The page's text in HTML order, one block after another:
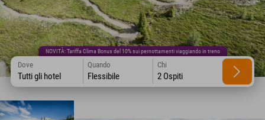
NOVITÀ: Tariffa Clima Bonus del 10% sui pernottamenti viaggiando in treno
Dove
Tutti gli hotel
Quando
Flessibile
Chi
2 Ospiti